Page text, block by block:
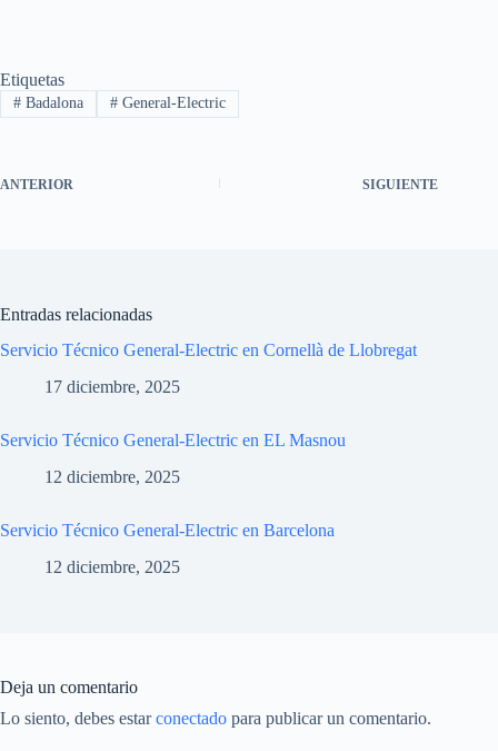
Etiquetas
#Badalona #General-Electric
ANTERIOR SIGUIENTE
Entradas relacionadas
Servicio Técnico General-Electric en Cornellà de Llobregat
17 diciembre, 2025
Servicio Técnico General-Electric en EL Masnou
12 diciembre, 2025
Servicio Técnico General-Electric en Barcelona
12 diciembre, 2025
Deja un comentario
Lo siento, debes estarconectado para publicar un comentario.